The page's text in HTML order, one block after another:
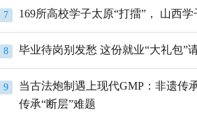
7 169所高校学子太原“打擂”， 山西
8 毕业待岗别发愁 这份就业“大礼
9
当古法炮制遇上现代GMP：非遗传
传承“断层”难题